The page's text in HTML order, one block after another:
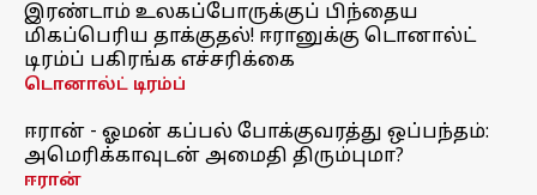
இரண்டாம் உலகப்போருக்குப் பிந்தைய
மிகப்பெரிய தாக்குதல்! ஈரானுக்கு டொனால்ட்
டிரம்ப் பகிரங்க எச்சரிக்கை
டொனால்ட் டிரம்ப்
ஈரான் - ஓமன் கப்பல் போக்குவரத்து ஒப்பந்தம்:
அமெரிக்காவுடன் அமைதி திரும்புமா?
ஈரான்